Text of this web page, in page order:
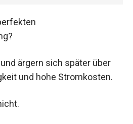
ärgern sich später über
und hohe Stromkosten.